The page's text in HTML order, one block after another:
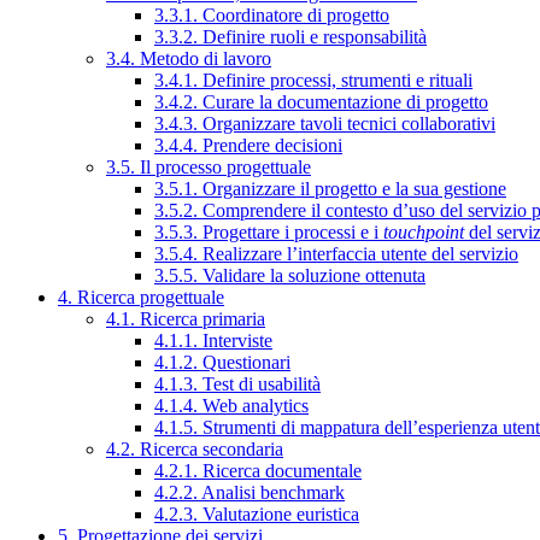
3.3.1. Coordinatore di progetto
3.3.2. Definire ruoli e responsabilità
3.4. Metodo di lavoro
3.4.1. Definire processi, strumenti e rituali
3.4.2. Curare la documentazione di progetto
3.4.3. Organizzare tavoli tecnici collaborativi
3.4.4. Prendere decisioni
3.5. Il processo progettuale
3.5.1. Organizzare il progetto e la sua gestione
3.5.2. Comprendere il contesto d’uso del servizio
3.5.3. Progettare i processi e i touchpointdel
3.5.4. Realizzare l’interfaccia utente del servizio
3.5.5. Validare la soluzione ottenuta
4. Ricerca progettuale
4.1. Ricerca primaria
4.1.1. Interviste
4.1.2. Questionari
4.1.3. Test di usabilità
4.1.4. Web analytics
4.1.5. Strumenti di mappatura dell’esperienza
4.2. Ricerca secondaria
4.2.1. Ricerca documentale
4.2.2. Analisi benchmark
4.2.3. Valutazione euristica
5. Progettazione dei servizi